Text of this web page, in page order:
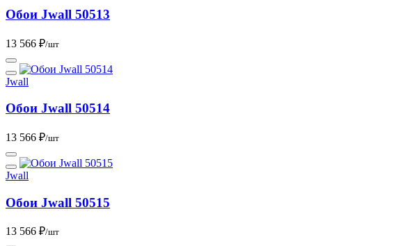
Обои Jwall 50513
13 566 ₽/шт
Jwall
Обои Jwall 50514
13 566 ₽/шт
Jwall
Обои Jwall 50515
13 566 ₽/шт